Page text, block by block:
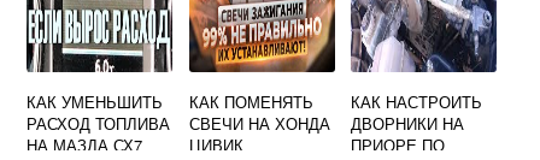
КАК УМЕНЬШИТЬ
РАСХОД ТОПЛИВА
НА МАЗДА СХ7
КАК ПОМЕНЯТЬ
СВЕЧИ НА ХОНДА
ЦИВИК
КАК НАСТРОИТЬ
ДВОРНИКИ НА
ПРИОРЕ ПО